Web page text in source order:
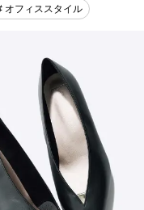
オフィススタイル